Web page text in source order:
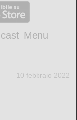
Menu
10 febbraio 2022